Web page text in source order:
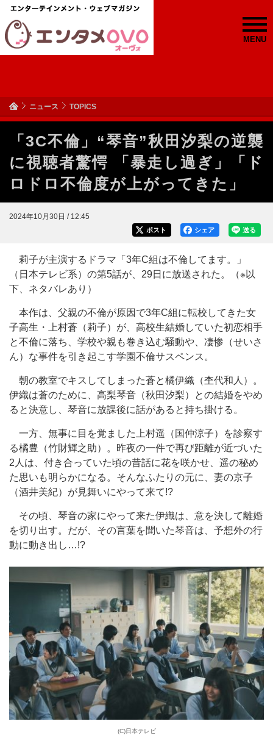
MENU
ニュース TOPICS
「3C不倫」“琴音”秋田汐梨の逆襲
に視聴者驚愕 「暴走し過ぎ」「ド
ロドロ不倫度が上がってきた」
2024年10月30日 / 12:45
送る
シェア
ポスト
莉子が主演するドラマ「3年C組は不倫してます。」
（日本テレビ系）の第5話が、29日に放送された。（※以
下、ネタバレあり）
本作は、父親の不倫が原因で3年C組に転校してきた女
子高生・上村蒼（莉子）が、高校生結婚していた初恋相手
と不倫に落ち、学校や親も巻き込む騒動や、凄惨（せいさ
ん）な事件を引き起こす学園不倫サスペンス。
朝の教室でキスしてしまった蒼と橘伊織（杢代和人）。
伊織は蒼のために、高梨琴音（秋田汐梨）との結婚をやめ
ると決意し、琴音に放課後に話があると持ち掛ける。
一方、無事に目を覚ました上村遥（国仲涼子）を診察す
る橘豊（竹財輝之助）。昨夜の一件で再び距離が近づいた
2人は、付き合っていた頃の昔話に花を咲かせ、遥の秘め
た思いも明らかになる。そんなふたりの元に、妻の京子
（酒井美紀）が見舞いにやって来て!?
その頃、琴音の家にやって来た伊織は、意を決して離婚
を切り出す。だが、その言葉を聞いた琴音は、予想外の行
動に動き出し…!?
(C)日本テレビ